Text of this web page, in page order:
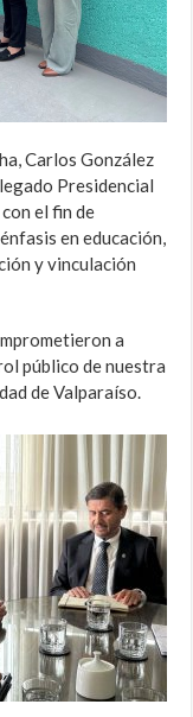
Carlos González
Presidencial
el fin de
en educación,
y vinculación
a
público de nuestra
de Valparaíso.